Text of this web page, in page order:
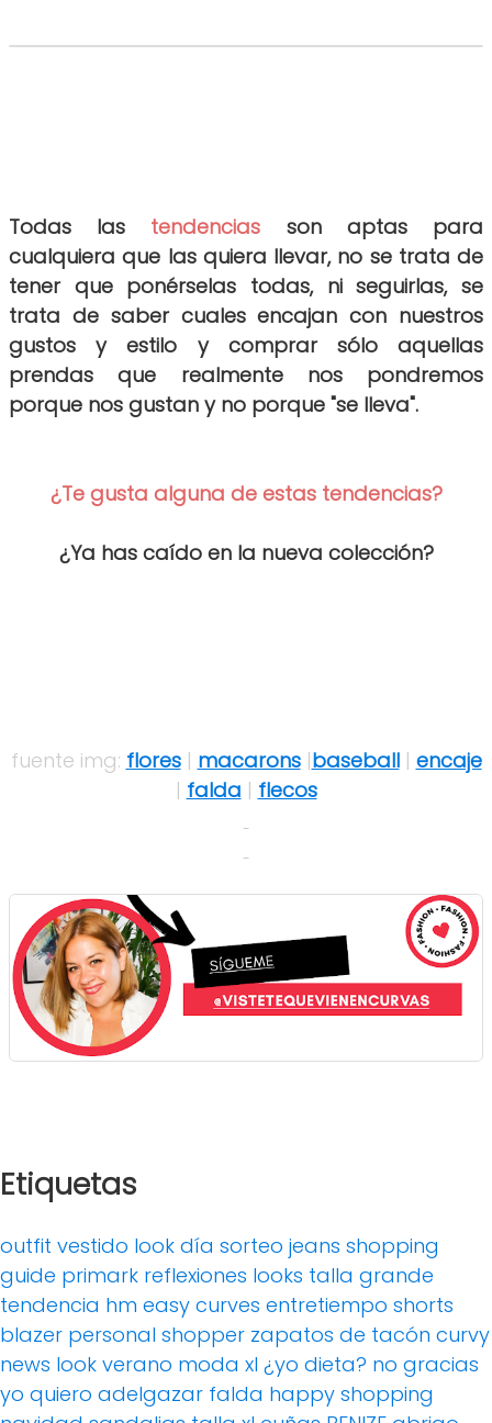
Todas las tendencias son aptas para
cualquiera que las quiera llevar, no se trata de
tener que ponérselas todas, ni seguirlas, se
trata de saber cuales encajan con nuestros
gustos y estilo y comprar sólo aquellas
prendas que realmente nos pondremos
porque nos gustan y no porque "se lleva".
¿Te gusta alguna de estas tendencias?
¿Ya has caído en la nueva colección?
fuente img: flores| macarons|baseball| encaje
| falda | flecos
Etiquetas
outfit vestido look día sorteo jeans shopping
guide primark reflexiones looks talla grande
tendencia hm easy curves entretiempo shorts
blazer personal shopper zapatos de tacón curvy
news look verano moda xl ¿yo dieta? no gracias
yo quiero adelgazar falda happy shopping